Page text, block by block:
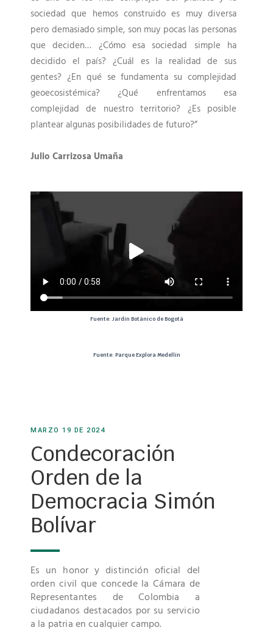
sociedad que hemos construido es muy diversa
pero demasiado simple, son muy pocas las personas
que deciden… ¿Cómo esa sociedad simple ha
decidido el país? ¿Cuál es la realidad de sus
gentes? ¿En qué se fundamenta su complejidad
geoecosistémica? ¿Qué enfrentamos esa
complejidad de nuestro territorio? ¿Es posible
plantear algunas posibilidades de futuro?”
Julio Carrizosa Umaña
V
d
e
Fuente: Jardín Botánico de Bogotá
Fuente: Parque Explora Medellín
MARZO 19 DE 2024
Condecoración
Orden de la
Democracia Simón
Bolívar
Es un honor y distinción oficial del
orden civil que concede la Cámara de
Representantes de Colombia a
ciudadanos destacados por su servicio
a la patria en cualquier campo.